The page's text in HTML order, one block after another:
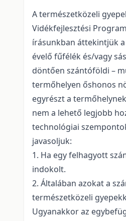
A természetközeli
Vidékfejlesztési
írásunkban áttekintjük
évelő fűfélék és/vagy
döntően szántóföldi –
termőhelyen őshonos
egyrészt a
nem a lehető legjobb
technológiai
javasoljuk:
1. Ha egy felhagyott
indokolt.
2. Általában azokat a
természetközeli
Ugyanakkor az